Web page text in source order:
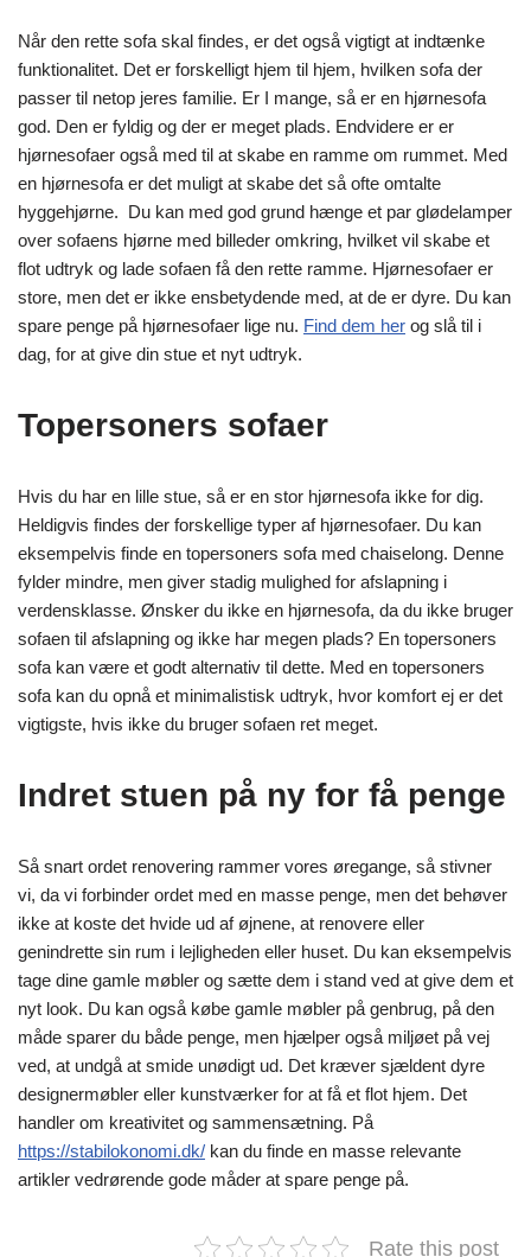
Når den rette sofa skal findes, er det også vigtigt at indtænke
funktionalitet. Det er forskelligt hjem til hjem, hvilken sofa der
passer til netop jeres familie. Er I mange, så er en hjørnesofa
god. Den er fyldig og der er meget plads. Endvidere er er
hjørnesofaer også med til at skabe en ramme om rummet. Med
en hjørnesofa er det muligt at skabe det så ofte omtalte
hyggehjørne. Du kan med god grund hænge et par glødelamper
over sofaens hjørne med billeder omkring, hvilket vil skabe et
flot udtryk og lade sofaen få den rette ramme. Hjørnesofaer er
store, men det er ikke ensbetydende med, at de er dyre. Du kan
spare penge på hjørnesofaer lige nu. Find dem her og slå til i
dag, for at give din stue et nyt udtryk.
Topersoners sofaer
Hvis du har en lille stue, så er en stor hjørnesofa ikke for dig.
Heldigvis findes der forskellige typer af hjørnesofaer. Du kan
eksempelvis finde en topersoners sofa med chaiselong. Denne
fylder mindre, men giver stadig mulighed for afslapning i
verdensklasse. Ønsker du ikke en hjørnesofa, da du ikke bruger
sofaen til afslapning og ikke har megen plads? En topersoners
sofa kan være et godt alternativ til dette. Med en topersoners
sofa kan du opnå et minimalistisk udtryk, hvor komfort ej er det
vigtigste, hvis ikke du bruger sofaen ret meget.
Indret stuen på ny for få penge
Så snart ordet renovering rammer vores øregange, så stivner
vi, da vi forbinder ordet med en masse penge, men det behøver
ikke at koste det hvide ud af øjnene, at renovere eller
genindrette sin rum i lejligheden eller huset. Du kan eksempelvis
tage dine gamle møbler og sætte dem i stand ved at give dem et
nyt look. Du kan også købe gamle møbler på genbrug, på den
måde sparer du både penge, men hjælper også miljøet på vej
ved, at undgå at smide unødigt ud. Det kræver sjældent dyre
designermøbler eller kunstværker for at få et flot hjem. Det
handler om kreativitet og sammensætning. På
https://stabilokonomi.dk/ kan du finde en masse relevante
artikler vedrørende gode måder at spare penge på.
Rate this post